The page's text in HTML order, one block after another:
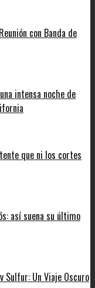
con Banda de
intensa noche de
que ni los cortes
así suena su último
Sulfur: Un Viaje Oscuro